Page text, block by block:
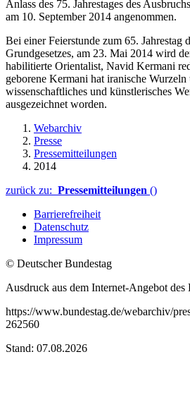
Anlass des 75. Jahrestages des
am 10. September 2014 angenommen.
Bei einer Feierstunde zum 65. Jahrestag
Grundgesetzes, am 23. Mai 2014 wird
habilitierte Orientalist, Navid Kermani
geborene Kermani hat iranische Wurzeln
wissenschaftliches und künstlerisches
ausgezeichnet worden.
Webarchiv
Presse
Pressemitteilungen
2014
zurück zu: Pressemitteilungen ()
Barrierefreiheit
Datenschutz
Impressum
© Deutscher Bundestag
Ausdruck aus dem Internet-Angebot des
https://www.bundestag.de/webarchiv/
262560
Stand: 07.08.2026